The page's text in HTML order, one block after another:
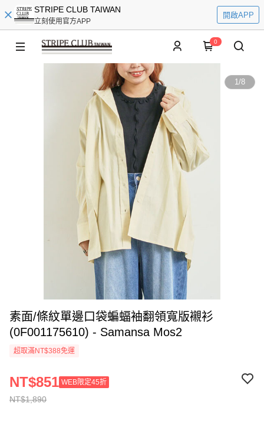
STRIPE CLUB TAIWAN
立刻使用官方APP
開啟APP
0
1/8
素面/條紋單邊口袋蝙蝠袖翻領寬版襯衫
(0F001175610) - Samansa Mos2
超取滿NT$388免運
NT$1,890
NT$851 WEB限定45折